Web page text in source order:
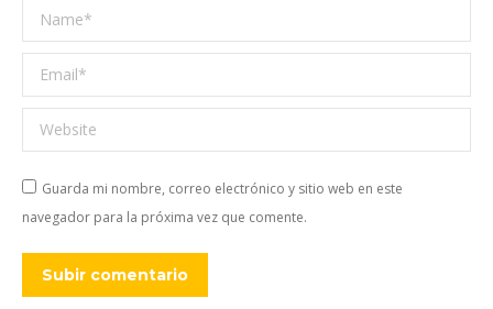
Name *
Email *
Website
Guarda mi nombre, correo electrónico y sitio web en este
navegador para la próxima vez que comente.
Subir comentario